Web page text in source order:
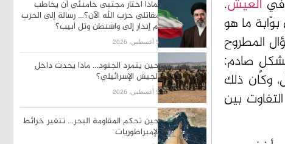
في العيش.
ما هو
المطروح
صادم:
وكان ذلك
بين
لماذا اختار مجتبى خامنئي أن يخاطب
مقاتلي حزب الله الآن؟… رسالة إلى الحزب
أم إنذار إلى واشنطن وتل أبيب؟
5 أغسطس، 2026
حين يتمرد الجنود… ماذا يحدث داخل
الجيش الإسرائيلي؟
5 أغسطس، 2026
حين تحكم المقاومة البحر… تتغير خرائط
الإمبراطوريات